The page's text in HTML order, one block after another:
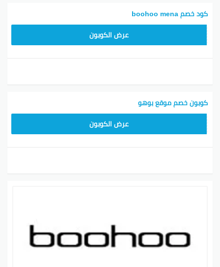
كود خصم boohoo mena
عرض الكوبون
كوبون خصم موقع بوهو
عرض الكوبون